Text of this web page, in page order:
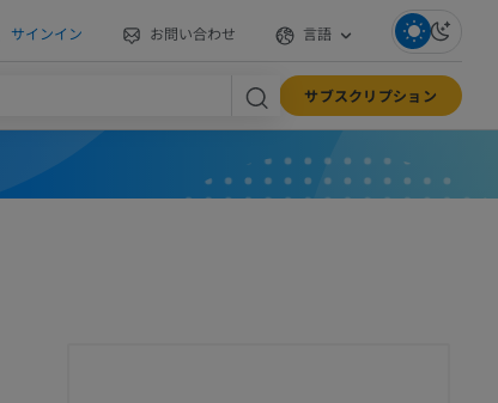
サインイン お問い合わせ 言語
サブスクリプション